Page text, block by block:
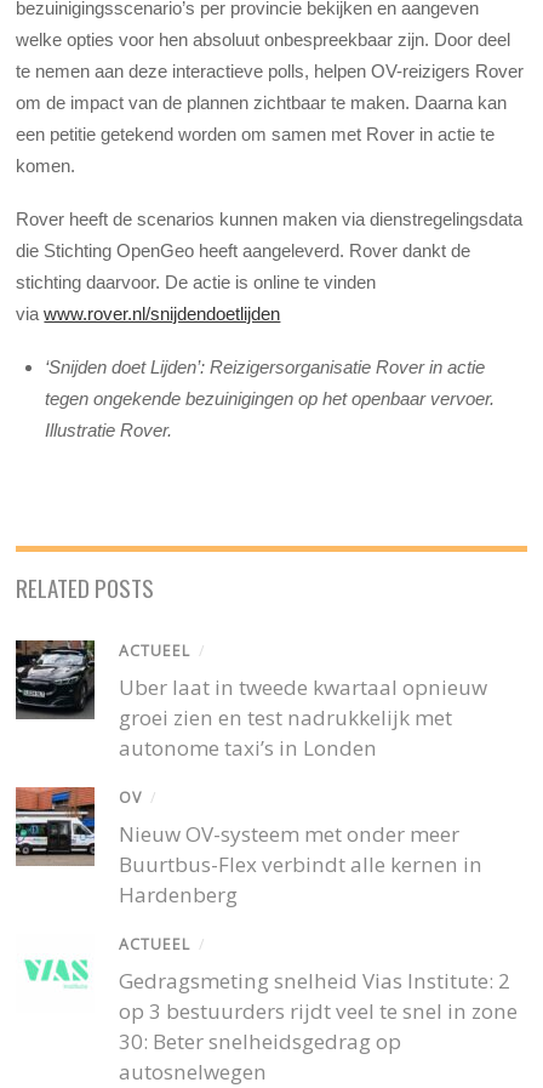
bezuinigingsscenario’s per provincie bekijken en aangeven
welke opties voor hen absoluut onbespreekbaar zijn. Door deel
te nemen aan deze interactieve polls, helpen OV-reizigers Rover
om de impact van de plannen zichtbaar te maken. Daarna kan
een petitie getekend worden om samen met Rover in actie te
komen.
Rover heeft de scenarios kunnen maken via dienstregelingsdata
die Stichting OpenGeo heeft aangeleverd. Rover dankt de
stichting daarvoor. De actie is online te vinden
viawww.rover.nl/snijdendoetlijden
‘Snijden doet Lijden’: Reizigersorganisatie Rover in actie
tegen ongekende bezuinigingen op het openbaar vervoer.
Illustratie Rover.
RELATED POSTS
ACTUEEL /
Uber laat in tweede kwartaal opnieuw
groei zien en test nadrukkelijk met
autonome taxi’s in Londen
OV /
Nieuw OV-systeem met onder meer
Buurtbus-Flex verbindt alle kernen in
Hardenberg
ACTUEEL /
Gedragsmeting snelheid Vias Institute: 2
op 3 bestuurders rijdt veel te snel in zone
30: Beter snelheidsgedrag op
autosnelwegen